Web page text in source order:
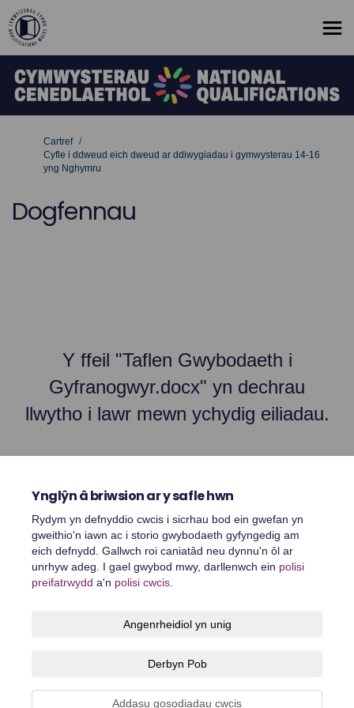
Ynglŷn â briwsion ar y safle hwn
Rydym yn defnyddio cwcis i sicrhau bod ein gwefan yn
gweithio'n iawn ac i storio gwybodaeth gyfyngedig am
eich defnydd. Gallwch roi caniatâd neu dynnu'n ôl ar
unrhyw adeg. I gael gwybod mwy, darllenwch ein polisi
preifatrwydd a'n polisi cwcis
Angenrheidiol yn unig
Derbyn Pob
Addasu gosodiadau cwcis
Rydych yma:
Cartref
Cyfle i ddweud eich dweud ar ddiwygiadau i gymwysterau 14-16
yng Nghymru
Dogfennau
Y ffeil "Taflen Gwybodaeth i
Gyfranogwyr.docx" yn dechrau
llwytho i lawr mewn ychydig eiliadau.